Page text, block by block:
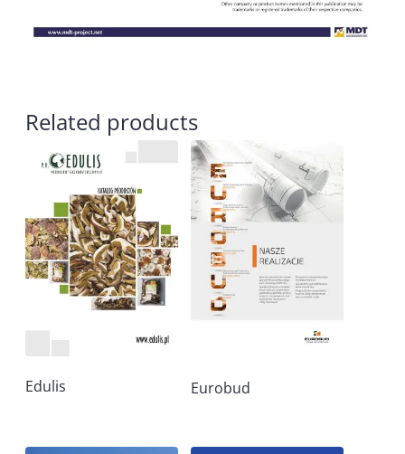
Related products
Edulis Eurobud